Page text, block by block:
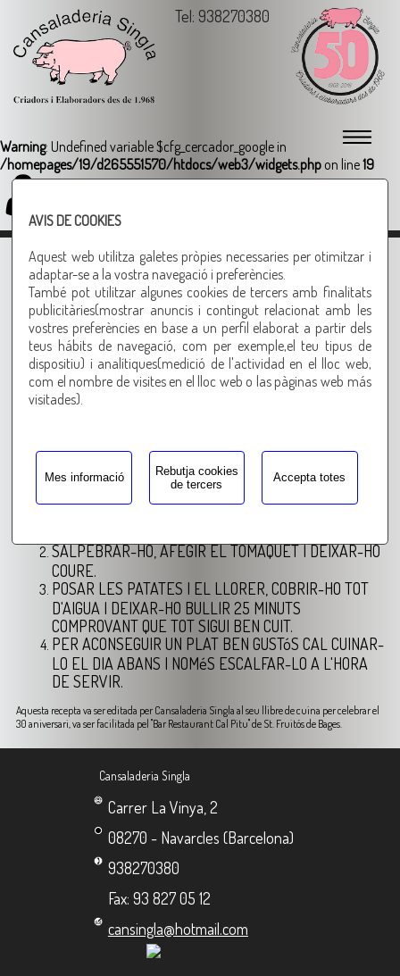
AVIS DE COOKIES
Aquest web utilitza galetes pròpies necessaries per otimitzar i
adaptar-se a la vostra navegació i preferències.
També pot utilitzar algunes cookies de tercers amb finalitats
publicitàries(mostrar anuncis i contingut relacionat amb les
vostres preferències en base a un perfil elaborat a partir dels
teus hábits de navegació, com per exemple,el teu tipus de
dispositiu) i analítiques(medició de l'actividad en el lloc web,
com el nombre de visites en el lloc web o las pàginas web más
visitades).
Mes informació
Rebutja cookies
de tercers
Accepta totes
Tel: 938270380
Warning: Undefined variable $cfg_cercador_google in
/homepages/19/d265551570/htdocs/web3/widgets.php on line19
Login
PATATES ESTOFADES AMB COSTELLA
INGREDIENTS:
1,5 Kgs. DE COSTELLA DE PORC TALLADA GROSSA
1,5 Kgs. DE PATATES TALLADES A DAUS
500g. DE TOMÀQUET NATURAL TRITURAT (TAMBé
POT SER FREGIT)
1 CEBA
PREPARACIó:
EN UNA OLLA POSAR L'OLI I LA CEBA TALLADA
SALPEBRAR-HO, AFEGIR EL TOMÀQUET I DEIXAR-HO
COURE.
POSAR LES PATATES I EL LLORER, COBRIR-HO TOT
D'AIGUA I DEIXAR-HO BULLIR 25 MINUTS
COMPROVANT QUE TOT SIGUI BEN CUIT.
PER ACONSEGUIR UN PLAT BEN GUSTóS CAL CUINAR-
LO EL DIA ABANS I NOMéS ESCALFAR-LO A L'HORA
DE SERVIR.
Aquesta recepta va ser editada per Cansaladeria Singla al seu llibre de cuina per celebrar el
30 aniversari, va ser facilitada pel "Bar Restaurant Cal Pitu" de St. Fruitós de Bages.
Cansaladeria Singla
Carrer La Vinya, 2
08270 - Navarcles (Barcelona)
938270380
Fax: 93 827 05 12
cansingla@hotmail.com